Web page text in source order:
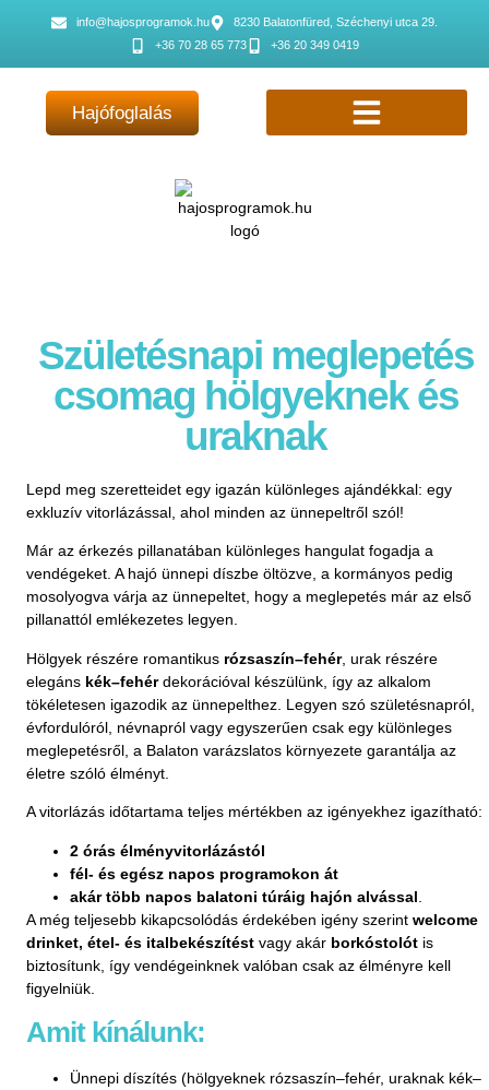
info@hajosprogramok.hu
8230 Balatonfüred, Széchenyi utca 29.
+36 70 28 65 773
+36 20 349 0419
Hajófoglalás
Születésnapi meglepetés
csomag hölgyeknek és
uraknak
Lepd meg szeretteidet egy igazán különleges ajándékkal: egy
exkluzív vitorlázással, ahol minden az ünnepeltről szól!
Már az érkezés pillanatában különleges hangulat fogadja a
vendégeket. A hajó ünnepi díszbe öltözve, a kormányos pedig
mosolyogva várja az ünnepeltet, hogy a meglepetés már az első
pillanattól emlékezetes legyen.
Hölgyek részére romantikus rózsaszín–fehér, urak részére
elegáns kék–fehérdekorációval készülünk, így az alkalom
tökéletesen igazodik az ünnepelthez. Legyen szó születésnapról,
évfordulóról, névnapról vagy egyszerűen csak egy különleges
meglepetésről, a Balaton varázslatos környezete garantálja az
életre szóló élményt.
A vitorlázás időtartama teljes mértékben az igényekhez igazítható:
2 órás élményvitorlázástól
fél- és egész napos programokon át
akár több napos balatoni túráig hajón alvással
A még teljesebb kikapcsolódás érdekében igény szerint welcome
drinket, étel- és italbekészítést vagy akár borkóstolót is
biztosítunk, így vendégeinknek valóban csak az élményre kell
figyelniük.
Amit kínálunk:
Ünnepi díszítés (hölgyeknek rózsaszín–fehér, uraknak kék–